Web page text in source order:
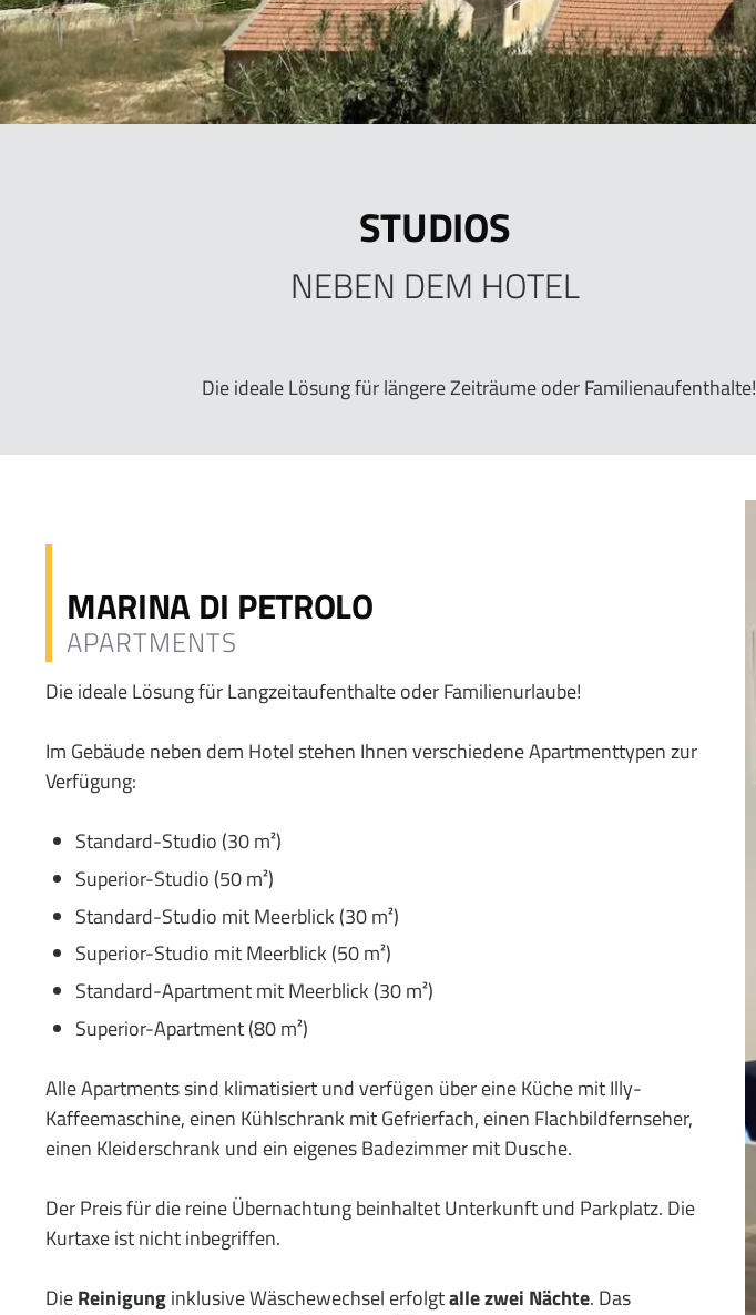
STUDIOS
NEBEN DEM HOTEL
Die ideale Lösung für längere Zeiträume oder Familienaufenthalte!
MARINA DI PETROLO
APARTMENTS
Die ideale Lösung für Langzeitaufenthalte oder Familienurlaube!
Im Gebäude neben dem Hotel stehen Ihnen verschiedene Apartmenttypen zur
Verfügung:
Standard-Studio (30 m²)
Superior-Studio (50 m²)
Standard-Studio mit Meerblick (30 m²)
Superior-Studio mit Meerblick (50 m²)
Standard-Apartment mit Meerblick (30 m²)
Superior-Apartment (80 m²)
Alle Apartments sind klimatisiert und verfügen über eine Küche mit Illy-
Kaffeemaschine, einen Kühlschrank mit Gefrierfach, einen Flachbildfernseher,
einen Kleiderschrank und ein eigenes Badezimmer mit Dusche.
Der Preis für die reine Übernachtung beinhaltet Unterkunft und Parkplatz. Die
Kurtaxe ist nicht inbegriffen.
DieReinigunginklusive Wäschewechsel erfolgtalle zwei Nächte. Das